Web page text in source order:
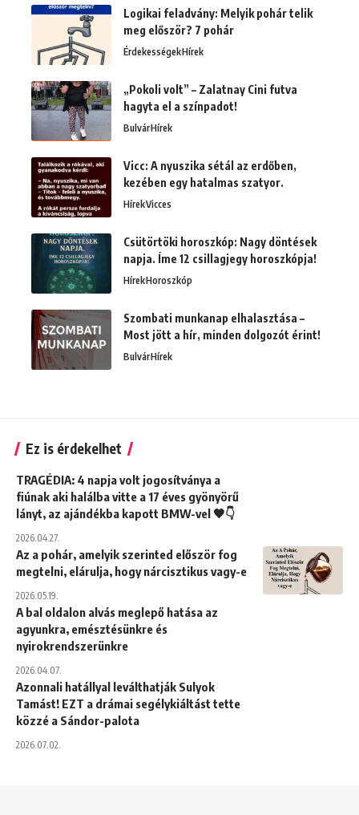
Logikai feladvány: Melyik pohár telik
meg először? 7 pohár
ÉrdekességekHírek
„Pokoli volt” – Zalatnay Cini futva
hagyta el a színpadot!
BulvárHírek
Vicc: A nyuszika sétál az erdőben,
kezében egy hatalmas szatyor.
HírekVicces
Csütörtöki horoszkóp: Nagy döntések
napja. Íme 12 csillagjegy horoszkópja!
HírekHoroszkóp
Szombati munkanap elhalasztása –
Most jött a hír, minden dolgozót érint!
BulvárHírek
Ez is érdekelhet
TRAGÉDIA: 4 napja volt jogosítványa a
fiúnak aki halálba vitte a 17 éves gyönyörű
lányt, az ajándékba kapott BMW-vel 🖤👇
2026.04.27.
Az a pohár, amelyik szerinted először fog
megtelni, elárulja, hogy nárcisztikus vagy-e
2026.05.19.
A bal oldalon alvás meglepő hatása az
agyunkra, emésztésünkre és
nyirokrendszerünkre
2026.04.07.
Azonnali hatállyal leválthatják Sulyok
Tamást! EZT a drámai segélykiáltást tette
közzé a Sándor-palota
2026.07.02.